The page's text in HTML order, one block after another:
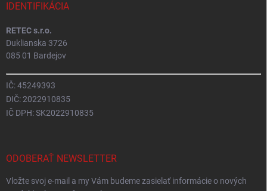
IDENTIFIKÁCIA
RETEC s.r.o.
Duklianska 3726
085 01 Bardejov
IČ: 45249393
DIČ: 2022910835
IČ DPH: SK2022910835
ODOBERAŤ NEWSLETTER
Vložte svoj e-mail a my Vám budeme zasielať informácie o nových